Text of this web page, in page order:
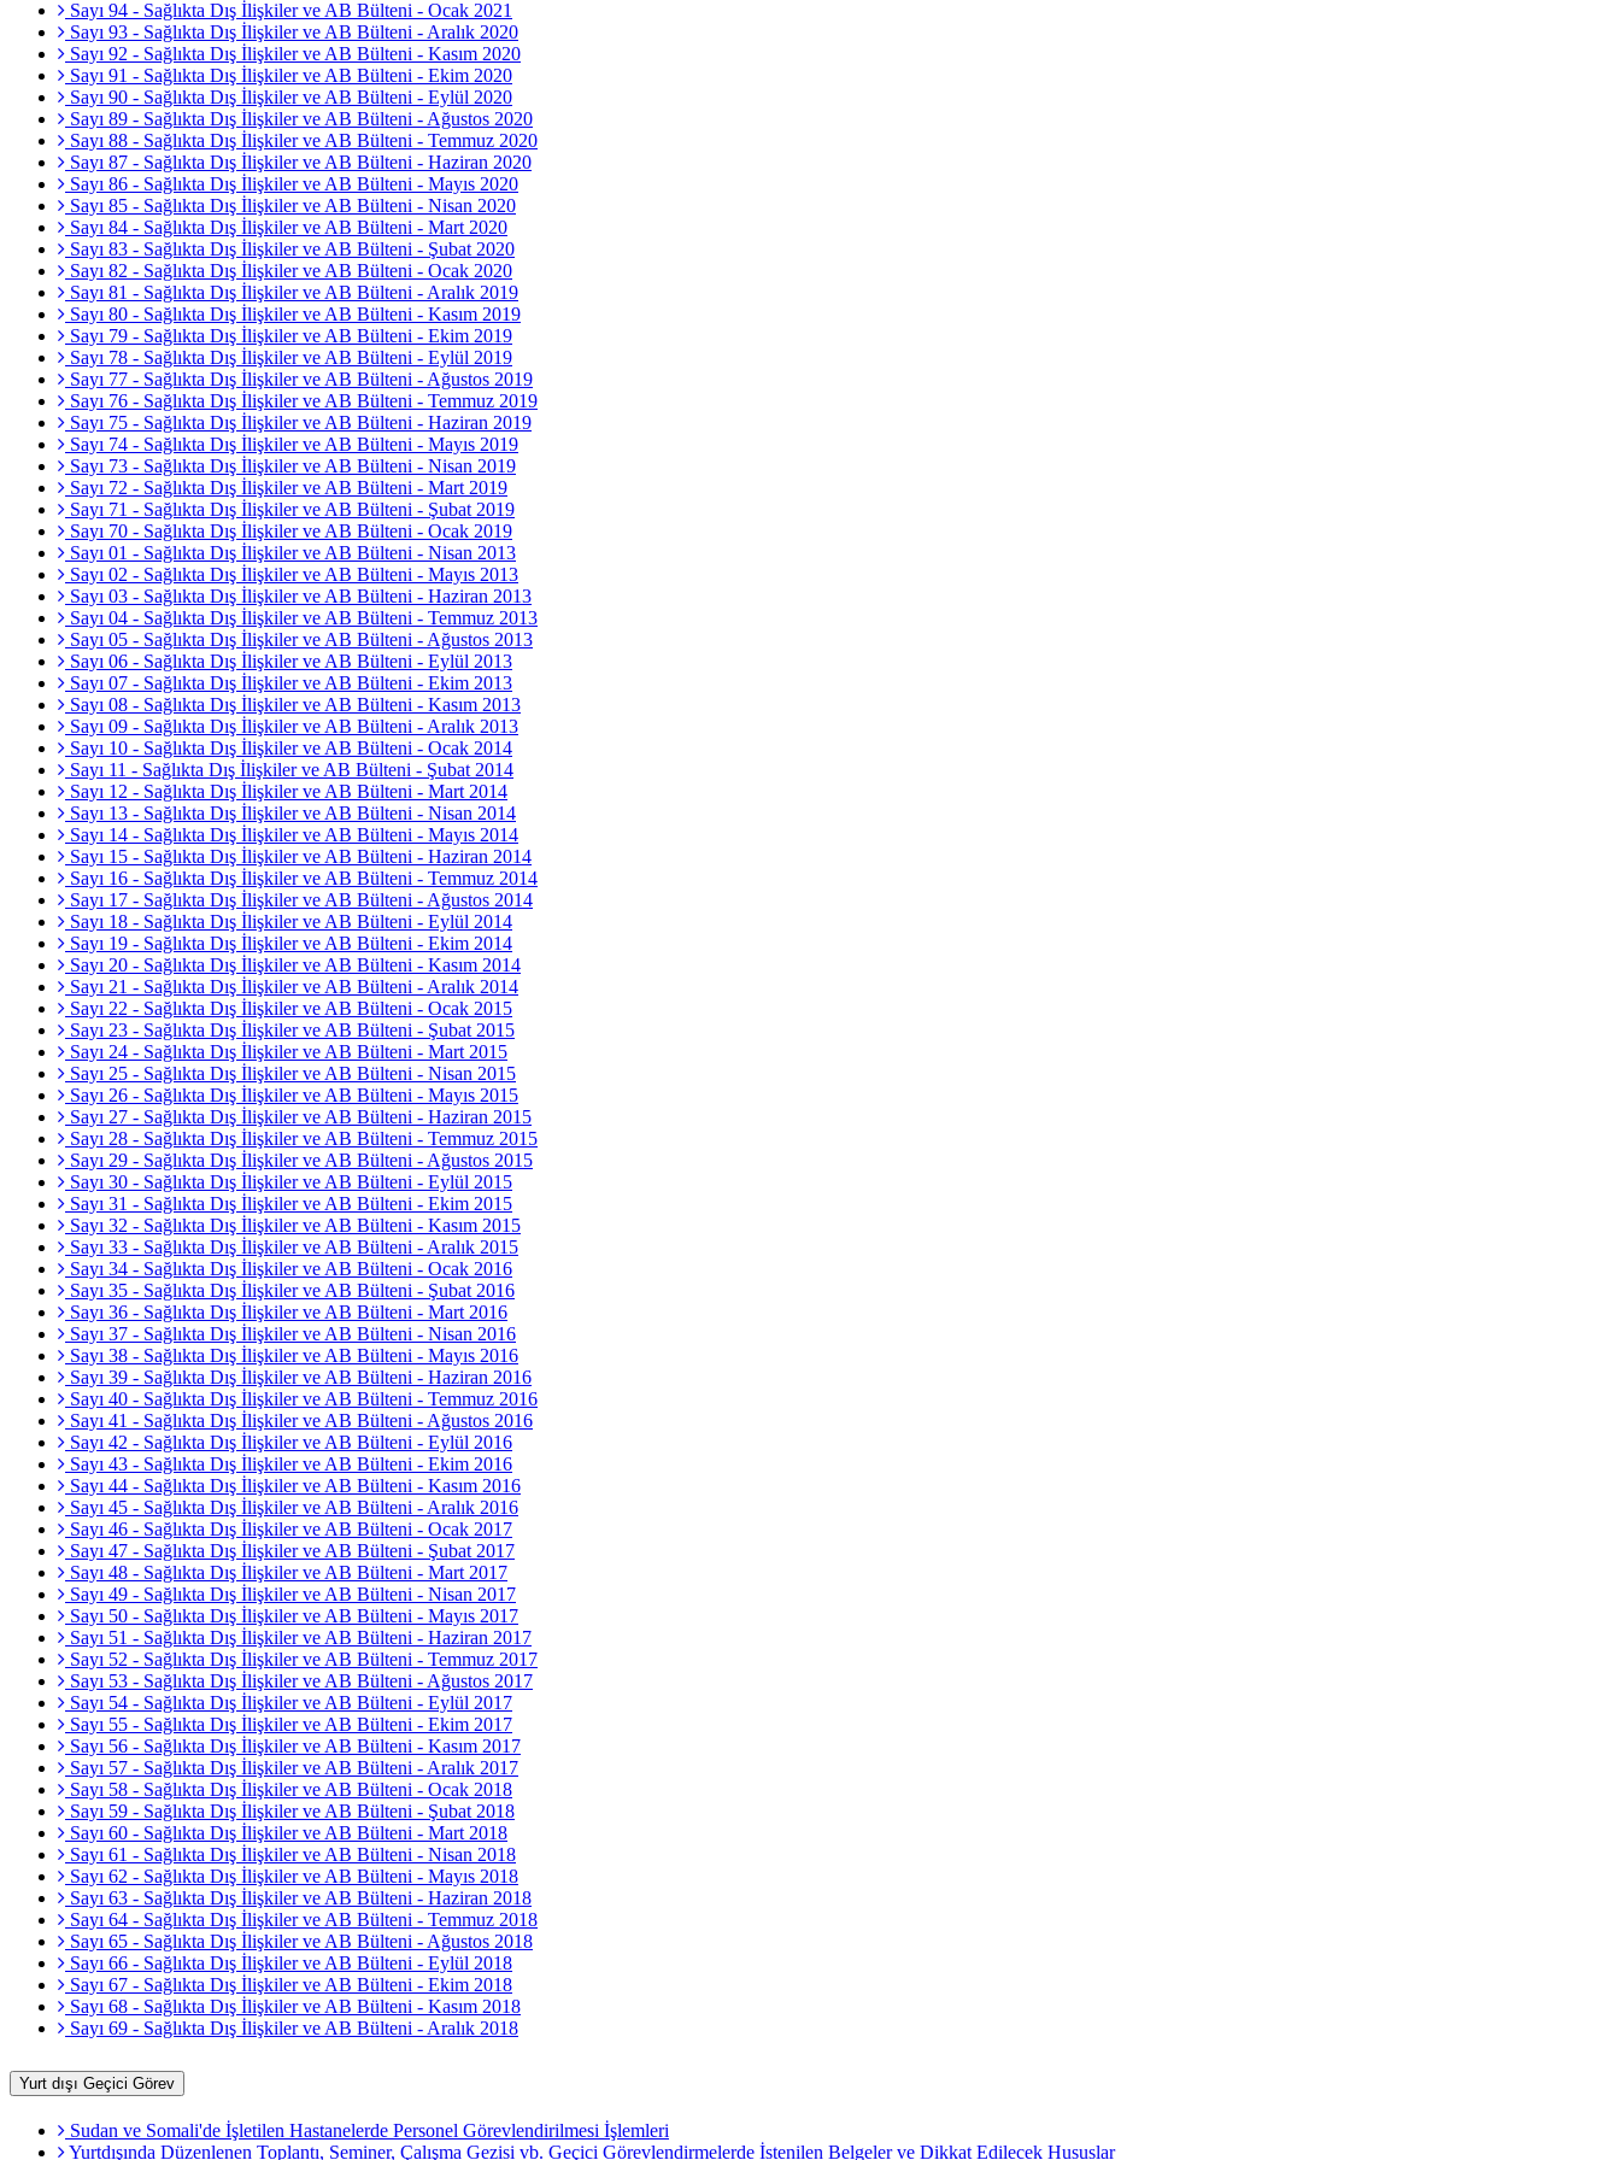
Sayı 94 - Sağlıkta Dış İlişkiler ve AB Bülteni - Ocak 2021
Sayı 93 - Sağlıkta Dış İlişkiler ve AB Bülteni - Aralık 2020
Sayı 92 - Sağlıkta Dış İlişkiler ve AB Bülteni - Kasım 2020
Sayı 91 - Sağlıkta Dış İlişkiler ve AB Bülteni - Ekim 2020
Sayı 90 - Sağlıkta Dış İlişkiler ve AB Bülteni - Eylül 2020
Sayı 89 - Sağlıkta Dış İlişkiler ve AB Bülteni - Ağustos 2020
Sayı 88 - Sağlıkta Dış İlişkiler ve AB Bülteni - Temmuz 2020
Sayı 87 - Sağlıkta Dış İlişkiler ve AB Bülteni - Haziran 2020
Sayı 86 - Sağlıkta Dış İlişkiler ve AB Bülteni - Mayıs 2020
Sayı 85 - Sağlıkta Dış İlişkiler ve AB Bülteni - Nisan 2020
Sayı 84 - Sağlıkta Dış İlişkiler ve AB Bülteni - Mart 2020
Sayı 83 - Sağlıkta Dış İlişkiler ve AB Bülteni - Şubat 2020
Sayı 82 - Sağlıkta Dış İlişkiler ve AB Bülteni - Ocak 2020
Sayı 81 - Sağlıkta Dış İlişkiler ve AB Bülteni - Aralık 2019
Sayı 80 - Sağlıkta Dış İlişkiler ve AB Bülteni - Kasım 2019
Sayı 79 - Sağlıkta Dış İlişkiler ve AB Bülteni - Ekim 2019
Sayı 78 - Sağlıkta Dış İlişkiler ve AB Bülteni - Eylül 2019
Sayı 77 - Sağlıkta Dış İlişkiler ve AB Bülteni - Ağustos 2019
Sayı 76 - Sağlıkta Dış İlişkiler ve AB Bülteni - Temmuz 2019
Sayı 75 - Sağlıkta Dış İlişkiler ve AB Bülteni - Haziran 2019
Sayı 74 - Sağlıkta Dış İlişkiler ve AB Bülteni - Mayıs 2019
Sayı 73 - Sağlıkta Dış İlişkiler ve AB Bülteni - Nisan 2019
Sayı 72 - Sağlıkta Dış İlişkiler ve AB Bülteni - Mart 2019
Sayı 71 - Sağlıkta Dış İlişkiler ve AB Bülteni - Şubat 2019
Sayı 70 - Sağlıkta Dış İlişkiler ve AB Bülteni - Ocak 2019
Sayı 01 - Sağlıkta Dış İlişkiler ve AB Bülteni - Nisan 2013
Sayı 02 - Sağlıkta Dış İlişkiler ve AB Bülteni - Mayıs 2013
Sayı 03 - Sağlıkta Dış İlişkiler ve AB Bülteni - Haziran 2013
Sayı 04 - Sağlıkta Dış İlişkiler ve AB Bülteni - Temmuz 2013
Sayı 05 - Sağlıkta Dış İlişkiler ve AB Bülteni - Ağustos 2013
Sayı 06 - Sağlıkta Dış İlişkiler ve AB Bülteni - Eylül 2013
Sayı 07 - Sağlıkta Dış İlişkiler ve AB Bülteni - Ekim 2013
Sayı 08 - Sağlıkta Dış İlişkiler ve AB Bülteni - Kasım 2013
Sayı 09 - Sağlıkta Dış İlişkiler ve AB Bülteni - Aralık 2013
Sayı 10 - Sağlıkta Dış İlişkiler ve AB Bülteni - Ocak 2014
Sayı 11 - Sağlıkta Dış İlişkiler ve AB Bülteni - Şubat 2014
Sayı 12 - Sağlıkta Dış İlişkiler ve AB Bülteni - Mart 2014
Sayı 13 - Sağlıkta Dış İlişkiler ve AB Bülteni - Nisan 2014
Sayı 14 - Sağlıkta Dış İlişkiler ve AB Bülteni - Mayıs 2014
Sayı 15 - Sağlıkta Dış İlişkiler ve AB Bülteni - Haziran 2014
Sayı 16 - Sağlıkta Dış İlişkiler ve AB Bülteni - Temmuz 2014
Sayı 17 - Sağlıkta Dış İlişkiler ve AB Bülteni - Ağustos 2014
Sayı 18 - Sağlıkta Dış İlişkiler ve AB Bülteni - Eylül 2014
Sayı 19 - Sağlıkta Dış İlişkiler ve AB Bülteni - Ekim 2014
Sayı 20 - Sağlıkta Dış İlişkiler ve AB Bülteni - Kasım 2014
Sayı 21 - Sağlıkta Dış İlişkiler ve AB Bülteni - Aralık 2014
Sayı 22 - Sağlıkta Dış İlişkiler ve AB Bülteni - Ocak 2015
Sayı 23 - Sağlıkta Dış İlişkiler ve AB Bülteni - Şubat 2015
Sayı 24 - Sağlıkta Dış İlişkiler ve AB Bülteni - Mart 2015
Sayı 25 - Sağlıkta Dış İlişkiler ve AB Bülteni - Nisan 2015
Sayı 26 - Sağlıkta Dış İlişkiler ve AB Bülteni - Mayıs 2015
Sayı 27 - Sağlıkta Dış İlişkiler ve AB Bülteni - Haziran 2015
Sayı 28 - Sağlıkta Dış İlişkiler ve AB Bülteni - Temmuz 2015
Sayı 29 - Sağlıkta Dış İlişkiler ve AB Bülteni - Ağustos 2015
Sayı 30 - Sağlıkta Dış İlişkiler ve AB Bülteni - Eylül 2015
Sayı 31 - Sağlıkta Dış İlişkiler ve AB Bülteni - Ekim 2015
Sayı 32 - Sağlıkta Dış İlişkiler ve AB Bülteni - Kasım 2015
Sayı 33 - Sağlıkta Dış İlişkiler ve AB Bülteni - Aralık 2015
Sayı 34 - Sağlıkta Dış İlişkiler ve AB Bülteni - Ocak 2016
Sayı 35 - Sağlıkta Dış İlişkiler ve AB Bülteni - Şubat 2016
Sayı 36 - Sağlıkta Dış İlişkiler ve AB Bülteni - Mart 2016
Sayı 37 - Sağlıkta Dış İlişkiler ve AB Bülteni - Nisan 2016
Sayı 38 - Sağlıkta Dış İlişkiler ve AB Bülteni - Mayıs 2016
Sayı 39 - Sağlıkta Dış İlişkiler ve AB Bülteni - Haziran 2016
Sayı 40 - Sağlıkta Dış İlişkiler ve AB Bülteni - Temmuz 2016
Sayı 41 - Sağlıkta Dış İlişkiler ve AB Bülteni - Ağustos 2016
Sayı 42 - Sağlıkta Dış İlişkiler ve AB Bülteni - Eylül 2016
Sayı 43 - Sağlıkta Dış İlişkiler ve AB Bülteni - Ekim 2016
Sayı 44 - Sağlıkta Dış İlişkiler ve AB Bülteni - Kasım 2016
Sayı 45 - Sağlıkta Dış İlişkiler ve AB Bülteni - Aralık 2016
Sayı 46 - Sağlıkta Dış İlişkiler ve AB Bülteni - Ocak 2017
Sayı 47 - Sağlıkta Dış İlişkiler ve AB Bülteni - Şubat 2017
Sayı 48 - Sağlıkta Dış İlişkiler ve AB Bülteni - Mart 2017
Sayı 49 - Sağlıkta Dış İlişkiler ve AB Bülteni - Nisan 2017
Sayı 50 - Sağlıkta Dış İlişkiler ve AB Bülteni - Mayıs 2017
Sayı 51 - Sağlıkta Dış İlişkiler ve AB Bülteni - Haziran 2017
Sayı 52 - Sağlıkta Dış İlişkiler ve AB Bülteni - Temmuz 2017
Sayı 53 - Sağlıkta Dış İlişkiler ve AB Bülteni - Ağustos 2017
Sayı 54 - Sağlıkta Dış İlişkiler ve AB Bülteni - Eylül 2017
Sayı 55 - Sağlıkta Dış İlişkiler ve AB Bülteni - Ekim 2017
Sayı 56 - Sağlıkta Dış İlişkiler ve AB Bülteni - Kasım 2017
Sayı 57 - Sağlıkta Dış İlişkiler ve AB Bülteni - Aralık 2017
Sayı 58 - Sağlıkta Dış İlişkiler ve AB Bülteni - Ocak 2018
Sayı 59 - Sağlıkta Dış İlişkiler ve AB Bülteni - Şubat 2018
Sayı 60 - Sağlıkta Dış İlişkiler ve AB Bülteni - Mart 2018
Sayı 61 - Sağlıkta Dış İlişkiler ve AB Bülteni - Nisan 2018
Sayı 62 - Sağlıkta Dış İlişkiler ve AB Bülteni - Mayıs 2018
Sayı 63 - Sağlıkta Dış İlişkiler ve AB Bülteni - Haziran 2018
Sayı 64 - Sağlıkta Dış İlişkiler ve AB Bülteni - Temmuz 2018
Sayı 65 - Sağlıkta Dış İlişkiler ve AB Bülteni - Ağustos 2018
Sayı 66 - Sağlıkta Dış İlişkiler ve AB Bülteni - Eylül 2018
Sayı 67 - Sağlıkta Dış İlişkiler ve AB Bülteni - Ekim 2018
Sayı 68 - Sağlıkta Dış İlişkiler ve AB Bülteni - Kasım 2018
Sayı 69 - Sağlıkta Dış İlişkiler ve AB Bülteni - Aralık 2018
Yurt dışı Geçici Görev
Sudan ve Somali'de İşletilen Hastanelerde Personel Görevlendirilmesi İşlemleri
Yurtdışında Düzenlenen Toplantı, Seminer, Çalışma Gezisi vb. Geçici Görevlendirmelerde İstenilen Belgeler ve Dikkat Edilecek Hususlar